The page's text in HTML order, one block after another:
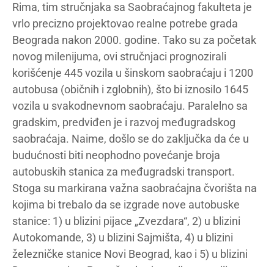
Rima, tim stručnjaka sa Saobraćajnog fakulteta je
vrlo precizno projektovao realne potrebe grada
Beograda nakon 2000. godine. Tako su za početak
novog milenijuma, ovi stručnjaci prognozirali
korišćenje 445 vozila u šinskom saobraćaju i 1200
autobusa (običnih i zglobnih), što bi iznosilo 1645
vozila u svakodnevnom saobraćaju. Paralelno sa
gradskim, predviđen je i razvoj međugradskog
saobraćaja. Naime, došlo se do zaključka da će u
budućnosti biti neophodno povećanje broja
autobuskih stanica za međugradski transport.
Stoga su markirana važna saobraćajna čvorišta na
kojima bi trebalo da se izgrade nove autobuske
stanice: 1) u blizini pijace „Zvezdara“, 2) u blizini
Autokomande, 3) u blizini Sajmišta, 4) u blizini
železničke stanice Novi Beograd, kao i 5) u blizini